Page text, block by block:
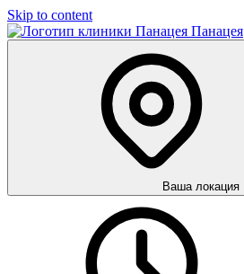
Skip to content
Панацея
Ваша локация